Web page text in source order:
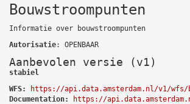
Bouwstroompunten
Informatie over bouwstroompunten
Autorisatie: OPENBAAR
Aanbevolen versie (v1)
stabiel
WFS:
https://api.data.amsterdam.nl/v1/wfs/
Documentation:
https://